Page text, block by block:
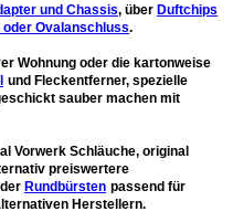
und Chassis, über Duftchips
oder Ovalanschluss.
Wohnung oder die kartonweise
und Fleckentferner, spezielle
sauber machen mit
Vorwerk Schläuche, original
preiswertere
Rundbürsten passend für
Herstellern.